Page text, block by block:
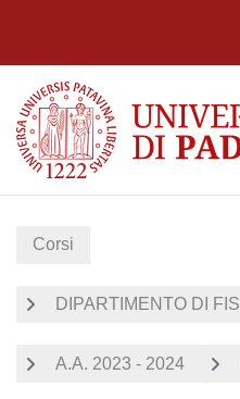
Corsi
DIPARTIMENTO DI
A.A. 2023 - 2024